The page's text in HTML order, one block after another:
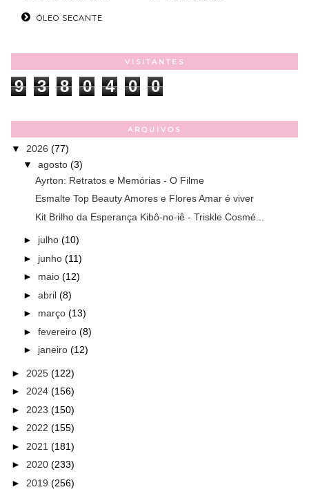
ÓLEO SECANTE
VISITANTES
9 3 8 0 4 0 0
ARQUIVOS
▼ 2026 (77)
▼ agosto (3)
Ayrton: Retratos e Memórias - O Filme
Esmalte Top Beauty Amores e Flores Amar é viver
Kit Brilho da Esperança Kibô-no-iê - Triskle Cosmé...
► julho (10)
► junho (11)
► maio (12)
► abril (8)
► março (13)
► fevereiro (8)
► janeiro (12)
► 2025 (122)
► 2024 (156)
► 2023 (150)
► 2022 (155)
► 2021 (181)
► 2020 (233)
► 2019 (256)